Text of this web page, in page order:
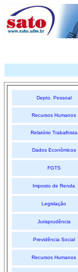
Depto. Pessoal
Recursos Humanos
Relatório Trabalhista
Dados Econômicos
FGTS
Imposto de Renda
Legislação
Jurisprudência
Previdência Social
Recursos Humanos